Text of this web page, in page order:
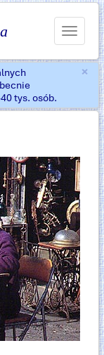
Toggle
×
tys. osób.